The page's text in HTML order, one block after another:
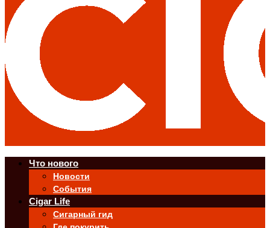
Что нового
Новости
События
Cigar Life
Сигарный гид